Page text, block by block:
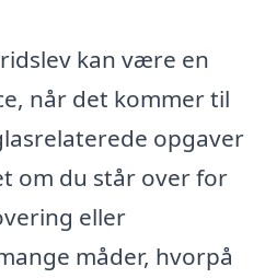
kan være en
når det kommer til
opgaver
om du står over for
eller
måder, hvorpå